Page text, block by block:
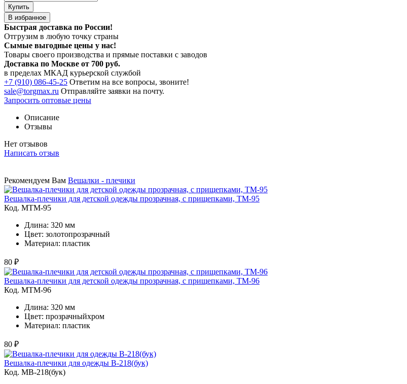
Купить
В избранное
Быстрая доставка по России!
Отгрузим в любую точку страны
Сымые выгодные цены у нас!
Товары своего производства и прямые поставки с заводов
Доставка по Москве от 700 руб.
в пределах МКАД курьерской службой
+7 (910) 086-45-25 Ответим на все вопросы, звоните!
sale@torgmax.ru Отправляйте заявки на почту.
Запросить оптовые цены
Описание
Отзывы
Нет отзывов
Написать отзыв
Рекомендуем Вам Вешалки - плечики
Вешалка-плечики для детской одежды прозрачная, с прищепками, ТМ-95
Код. MТМ-95
Длина: 320 мм
Цвет: золотопрозрачный
Материал: пластик
80 ₽
Вешалка-плечики для детской одежды прозрачная, с прищепками, ТМ-96
Код. MТМ-96
Длина: 320 мм
Цвет: прозрачныйхром
Материал: пластик
80 ₽
Вешалка-плечики для одежды В-218(бук)
Код. MВ-218(бук)